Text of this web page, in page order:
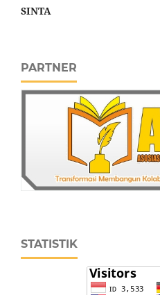
SINTA
PARTNER
STATISTIK